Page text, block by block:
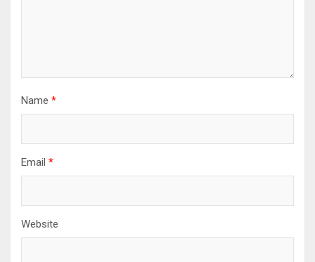
Name *
Email *
Website